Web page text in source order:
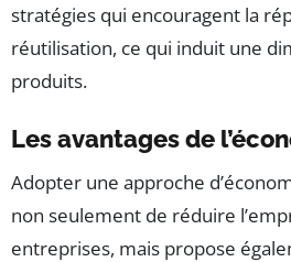
stratégies qui encouragent la
réutilisation, ce qui induit une
produits.
Les avantages de
Adopter une approche
non seulement de réduire
entreprises, mais propose